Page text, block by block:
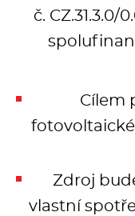
Kávovary
č. CZ.31.3.0/
Cílem
Zdroj
vlastní